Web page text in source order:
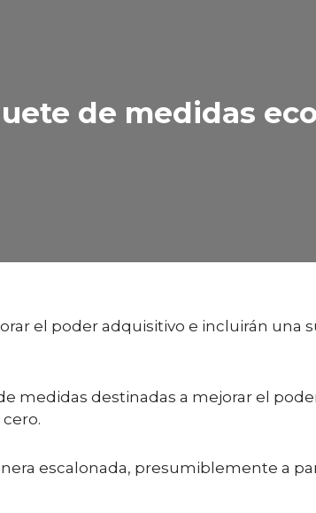
de medidas
el poder adquisitivo e incluirán una
medidas destinadas a mejorar el
escalonada, presumiblemente a